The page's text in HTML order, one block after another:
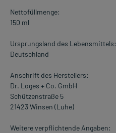
Nettofüllmenge:
150 ml
Ursprungsland des Lebensmittels:
Deutschland
Anschrift des Herstellers:
Dr. Loges + Co. GmbH
Schützenstraße 5
21423 Winsen (Luhe)
Weitere verpflichtende Angaben: